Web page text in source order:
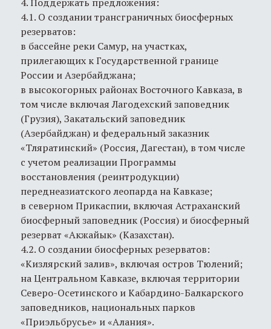
4.1. О создании трансграничных биосферных
резерватов:
в бассейне реки Самур, на участках,
прилегающих к Государственной границе
России и Азербайджана;
в высокогорных районах Восточного Кавказа, в
том числе включая Лагодехский заповедник
(Грузия), Закатальский заповедник
(Азербайджан) и федеральный заказник
«Тляратинский» (Россия, Дагестан), в том числе
с учетом реализации Программы
восстановления (реинтродукции)
переднеазиатского леопарда на Кавказе;
в северном Прикаспии, включая Астраханский
биосферный заповедник (Россия) и биосферный
резерват «Акжайык» (Казахстан).
4.2. О создании биосферных резерватов:
«Кизлярский залив», включая остров Тюлений;
на Центральном Кавказе, включая территории
Северо-Осетинского и Кабардино-Балкарского
заповедников, национальных парков
«Приэльбрусье» и «Алания».